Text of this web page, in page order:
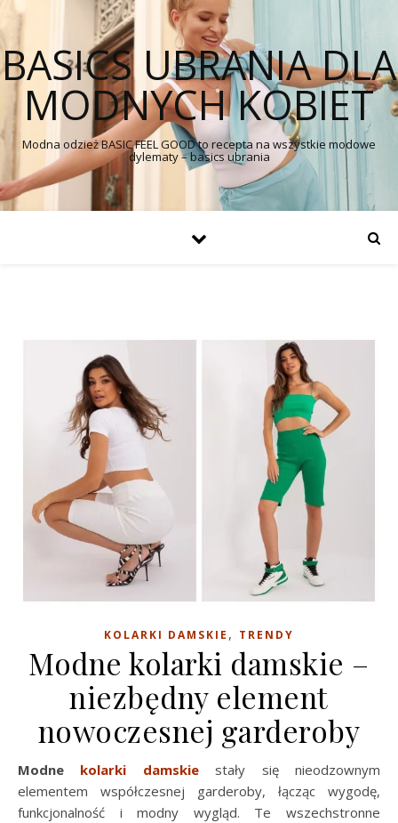
BASICS UBRANIA DLA
MODNYCH KOBIET
Modna odzież BASIC FEEL GOOD to recepta na wszystkie modowe
dylematy – basics ubrania
KOLARKI DAMSKIE , TRENDY
Modne kolarki damskie –
niezbędny element
nowoczesnej garderoby
Modne kolarki damskiestały się nieodzownym
elementem współczesnej garderoby, łącząc wygodę,
funkcjonalność i modny wygląd. Te wszechstronne